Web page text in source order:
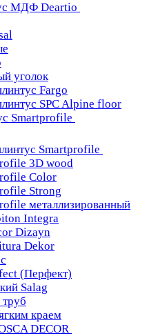
МДФ Deartio
уголок
Fargo
SPC Alpine floor
Smartprofile
Smartprofile
3D wood
Color
Strong
металлизированный
Integra
Dizayn
Dekor
(Перфект)
Salag
краем
DECOR